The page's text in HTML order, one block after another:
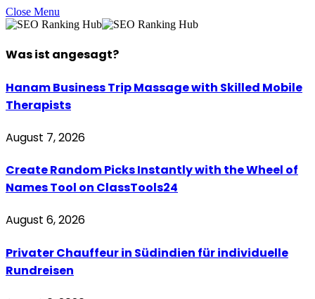
Close Menu
Was ist angesagt?
Hanam Business Trip Massage with Skilled Mobile
Therapists
August 7, 2026
Create Random Picks Instantly with the Wheel of
Names Tool on ClassTools24
August 6, 2026
Privater Chauffeur in Südindien für individuelle
Rundreisen